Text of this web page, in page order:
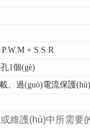
+ S.S.R
1個(gè)
超載、過(guò)電流保護(hù)
或維護(hù)中所需